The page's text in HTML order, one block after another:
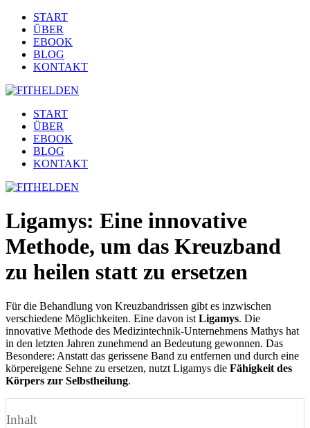
START
ÜBER
EBOOK
BLOG
KONTAKT
START
ÜBER
EBOOK
BLOG
KONTAKT
Ligamys: Eine innovative
Methode, um das Kreuzband
zu heilen statt zu ersetzen
Für die Behandlung von Kreuzbandrissen gibt es inzwischen
verschiedene Möglichkeiten. Eine davon ist Ligamys. Die
innovative Methode des Medizintechnik-Unternehmens Mathys hat
in den letzten Jahren zunehmend an Bedeutung gewonnen. Das
Besondere: Anstatt das gerissene Band zu entfernen und durch eine
körpereigene Sehne zu ersetzen, nutzt Ligamys die Fähigkeit des
Körpers zur Selbstheilung.
Inhalt